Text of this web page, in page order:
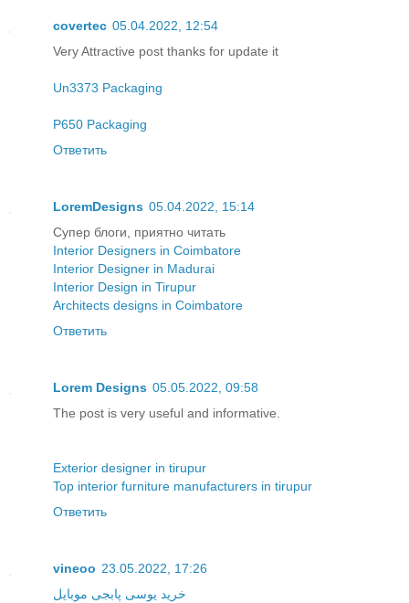
covertec 05.04.2022, 12:54
Very Attractive post thanks for update it
Un3373 Packaging
P650 Packaging
Ответить
LoremDesigns 05.04.2022, 15:14
Супер блоги, приятно читать
Interior Designers in Coimbatore
Interior Designer in Madurai
Interior Design in Tirupur
Architects designs in Coimbatore
Ответить
Lorem Designs 05.05.2022, 09:58
The post is very useful and informative.
Exterior designer in tirupur
Top interior furniture manufacturers in tirupur
Ответить
vineoo 23.05.2022, 17:26
خرید یوسی پابجی موبایل